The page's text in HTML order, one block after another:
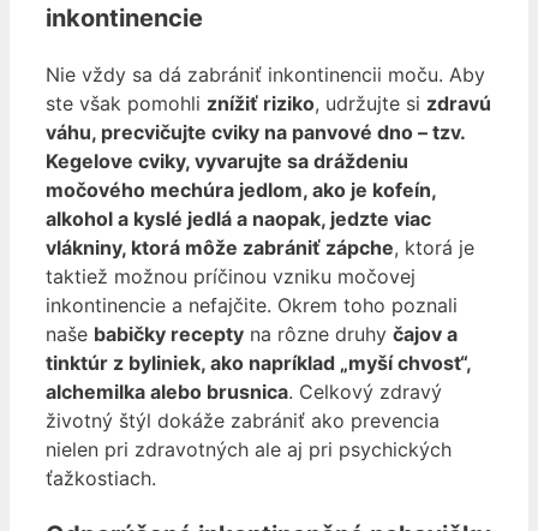
inkontinencie
Nie vždy sa dá zabrániť inkontinencii moču. Aby
ste však pomohli znížiť riziko, udržujte si zdravú
váhu, precvičujte cviky na panvové dno – tzv.
Kegelove cviky, vyvarujte sa dráždeniu
močového mechúra jedlom, ako je kofeín,
alkohol a kyslé jedlá a naopak, jedzte viac
vlákniny, ktorá môže zabrániť zápche, ktorá je
taktiež možnou príčinou vzniku močovej
inkontinencie a nefajčite. Okrem toho poznali
naše babičky recepty na rôzne druhy čajov a
tinktúr z byliniek, ako napríklad „myší chvost“,
alchemilka alebo brusnica. Celkový zdravý
životný štýl dokáže zabrániť ako prevencia
nielen pri zdravotných ale aj pri psychických
ťažkostiach.